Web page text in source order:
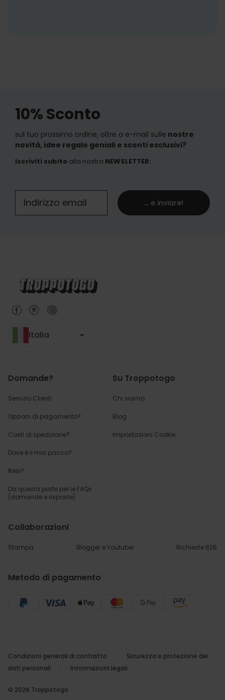
10% Sconto
sul tuo prossimo ordine, oltre a e-mail sulle nostre
novità, idee regalo geniali e sconti esclusivi?
Iscriviti subito alla nostra NEWSLETTER:
... e inviare!
Italia
Domande?
Servizio Clienti
Opzioni di pagamento?
Costi di spedizione?
Dove è il mio pacco?
Resi?
Da questa parte per le FAQs
(domande e risposte)
Su Troppotogo
Chi siamo
Blog
Impostazioni Cookie
Collaborazioni
Stampa Blogger e Youtuber Richieste B2B
Metodo di pagamento
Condizioni generali di contratto
Sicurezza e protezione dei
dati personali
Informazioni legali
© 2026 Troppotogo